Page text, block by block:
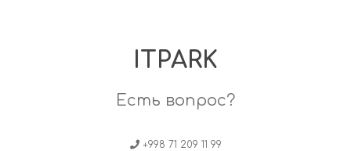
ITPARK
Есть вопрос?
+998 71 209 11 99